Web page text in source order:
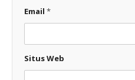
Email *
Situs Web